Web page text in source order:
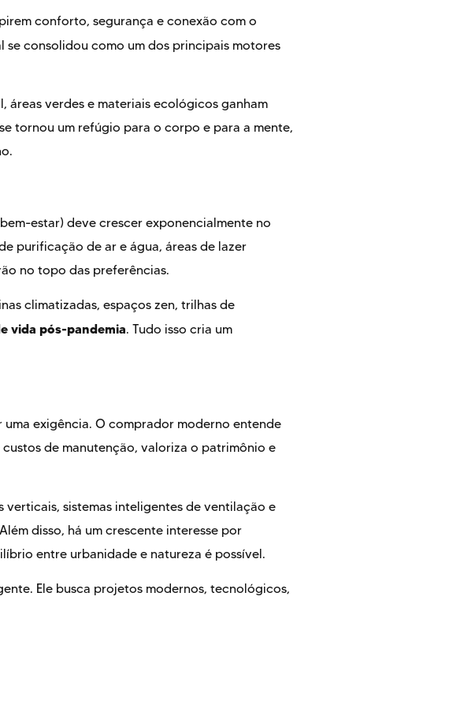
conforto, segurança e conexão com o
se consolidou como um dos principais motores
áreas verdes e materiais ecológicos ganham
tornou um refúgio para o corpo e para a mente,
estar) deve crescer exponencialmente no
purificação de ar e água, áreas de lazer
no topo das preferências.
climatizadas, espaços zen, trilhas de
vida pós-pandemia. Tudo isso cria um
exigência. O comprador moderno entende
de manutenção, valoriza o patrimônio e
sistemas inteligentes de ventilação e
disso, há um crescente interesse por
entre urbanidade e natureza é possível.
Ele busca projetos modernos, tecnológicos,